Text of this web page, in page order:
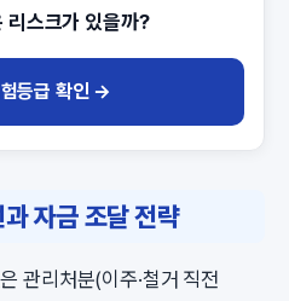
리스크가 있을까?
등급 확인 →
자금 조달 전략
관리처분(이주·철거 직전